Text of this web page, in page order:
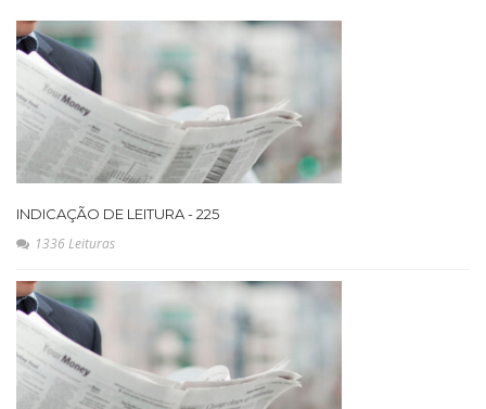
INDICAÇÃO DE LEITURA - 225
1336 Leituras